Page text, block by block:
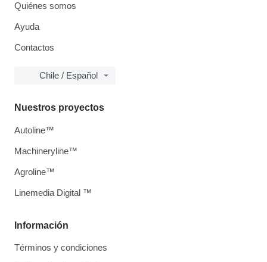
Quiénes somos
Ayuda
Contactos
Chile / Español
Información
Términos y condiciones
Nuestros proyectos
Autoline™
Machineryline™
Agroline™
Linemedia Digital ™